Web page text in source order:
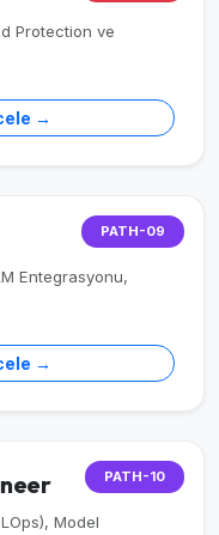
Protection ve
→
PATH-09
Entegrasyonu,
→
PATH-10
Model